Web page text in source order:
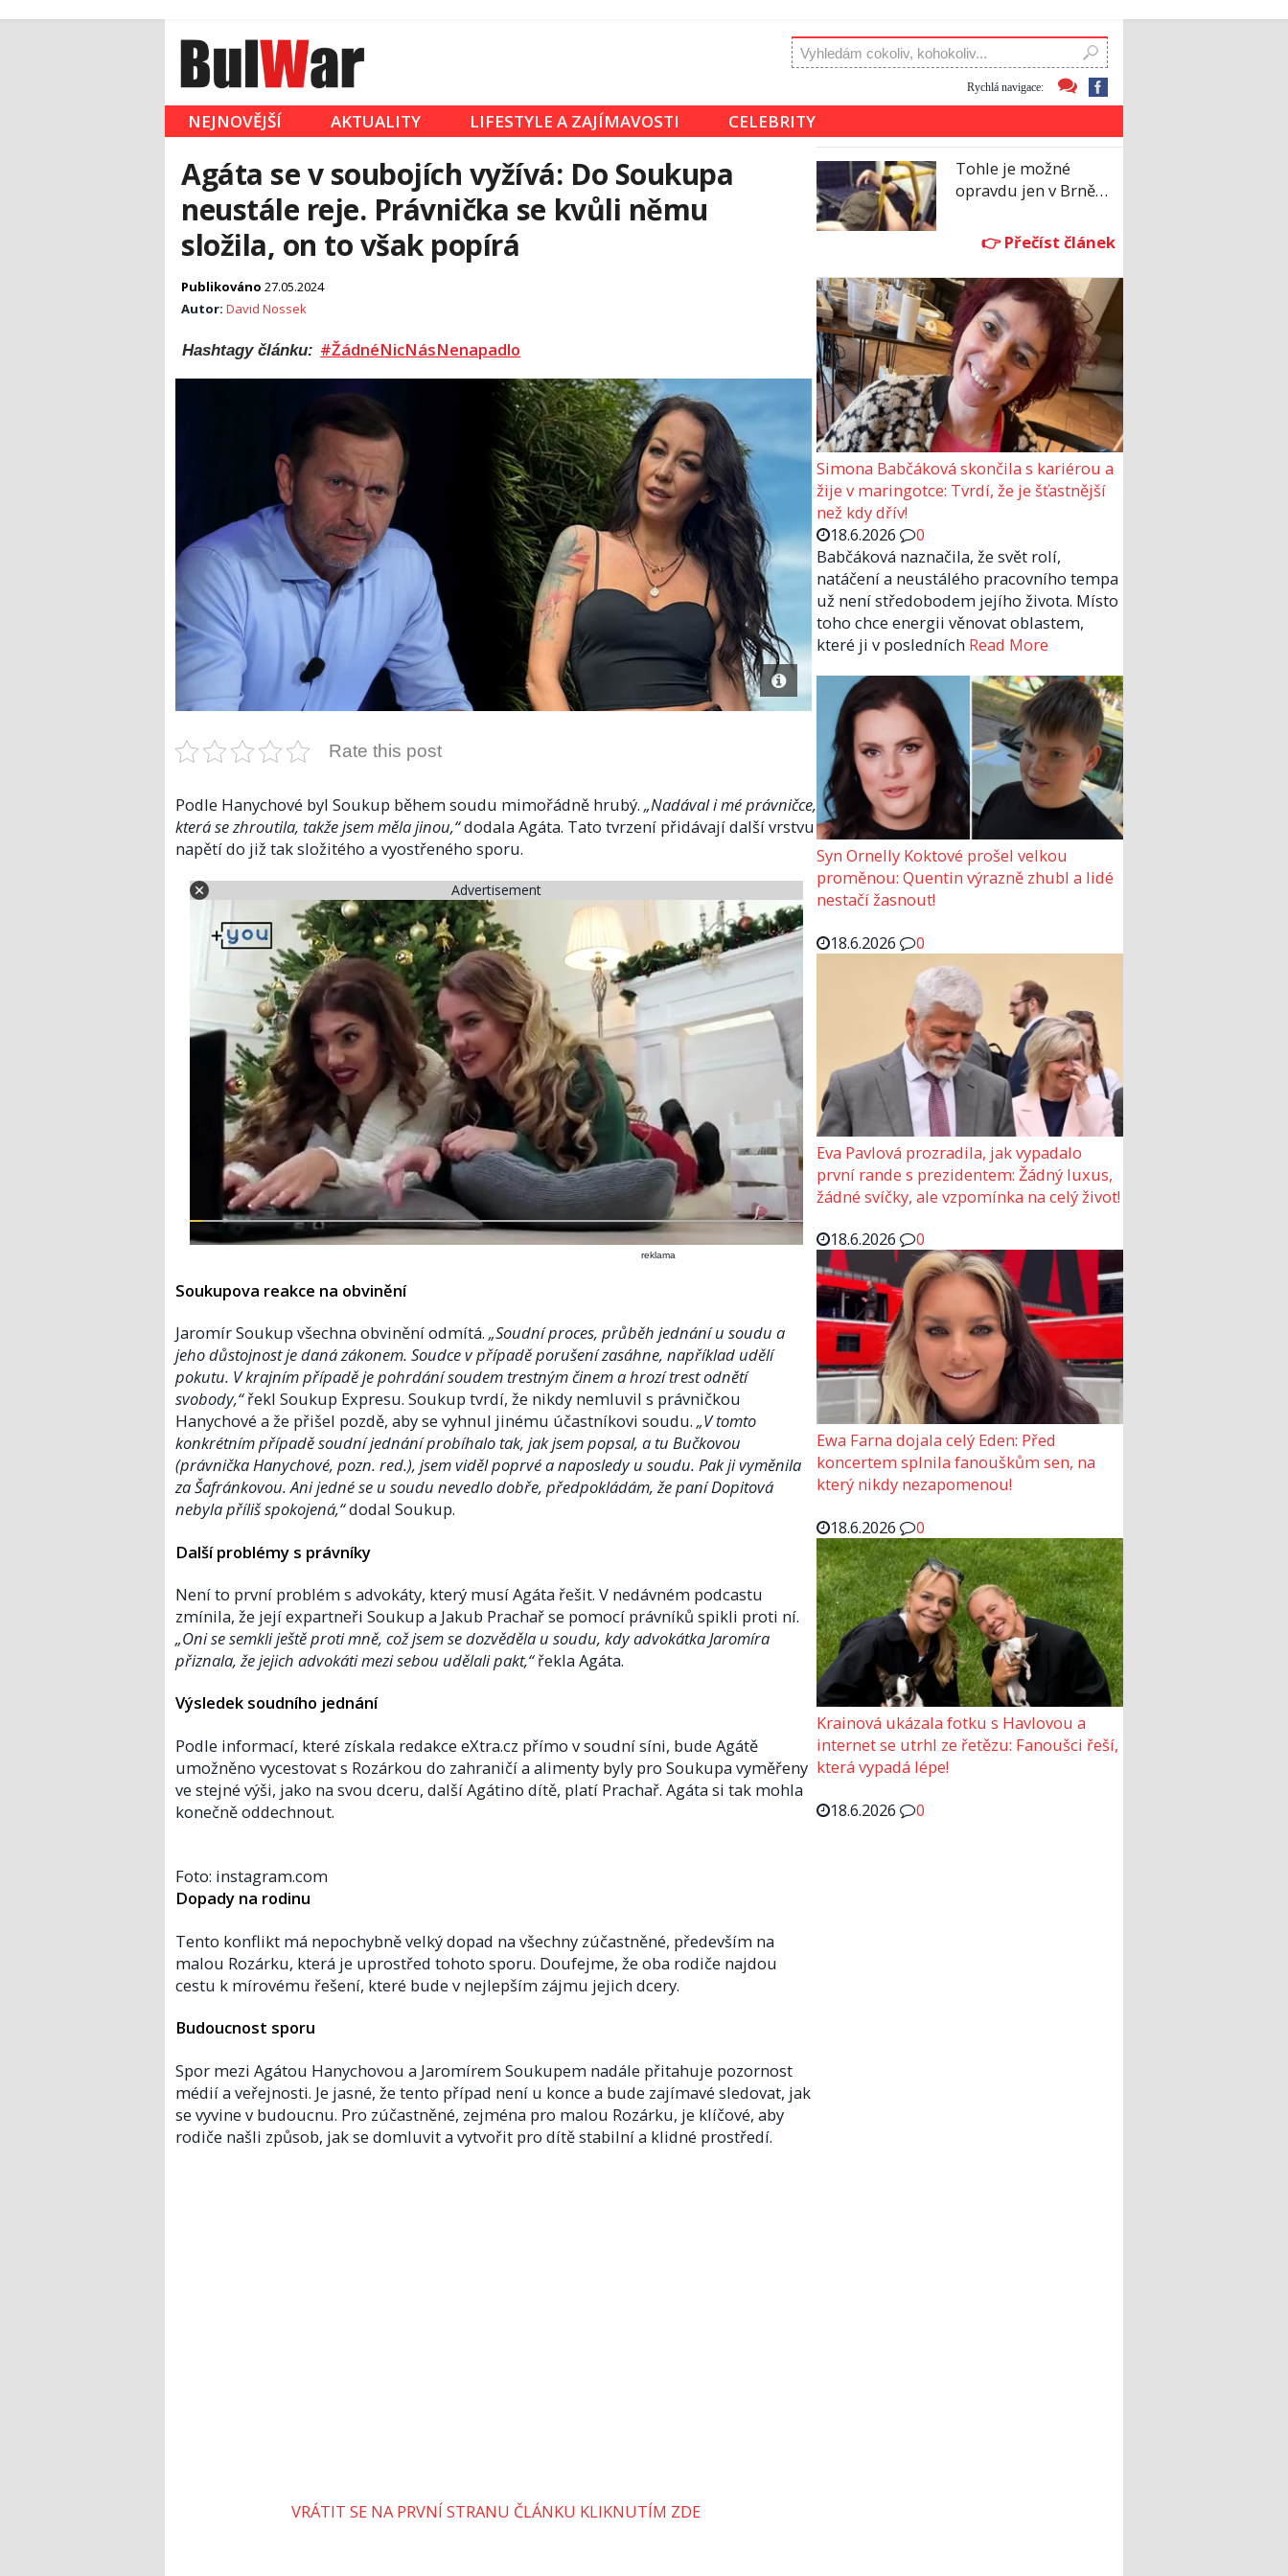
Rychlá navigace:
NEJNOVĚJŠÍ AKTUALITY LIFESTYLE A ZAJÍMAVOSTI CELEBRITY
Agáta se v soubojích vyžívá: Do Soukupa
neustále reje. Právnička se kvůli němu
složila, on to však popírá
Publikováno 27.05.2024
Autor: David Nossek
Hashtagy článku: #ŽádnéNicNásNenapadlo
Rate this post
Podle Hanychové byl Soukup během soudu mimořádně hrubý. „Nadával i mé právničce,
která se zhroutila, takže jsem měla jinou,“dodala Agáta. Tato tvrzení přidávají další vrstvu
napětí do již tak složitého a vyostřeného sporu.
Advertisement
reklama
Soukupova reakce na obvinění
Jaromír Soukup všechna obvinění odmítá. „Soudní proces, průběh jednání u soudu a
jeho důstojnost je daná zákonem. Soudce v případě porušení zasáhne, například udělí
pokutu. V krajním případě je pohrdání soudem trestným činem a hrozí trest odnětí
svobody,“řekl Soukup Expresu. Soukup tvrdí, že nikdy nemluvil s právničkou
Hanychové a že přišel pozdě, aby se vyhnul jinému účastníkovi soudu. „V tomto
konkrétním případě soudní jednání probíhalo tak, jak jsem popsal, a tu Bučkovou
(právnička Hanychové, pozn. red.), jsem viděl poprvé a naposledy u soudu. Pak ji vyměnila
za Šafránkovou. Ani jedné se u soudu nevedlo dobře, předpokládám, že paní Dopitová
nebyla příliš spokojená,“dodal Soukup.
Další problémy s právníky
Není to první problém s advokáty, který musí Agáta řešit. V nedávném podcastu
zmínila, že její expartneři Soukup a Jakub Prachař se pomocí právníků spikli proti ní.
„Oni se semkli ještě proti mně, což jsem se dozvěděla u soudu, kdy advokátka Jaromíra
přiznala, že jejich advokáti mezi sebou udělali pakt,“řekla Agáta.
Výsledek soudního jednání
Podle informací, které získala redakce eXtra.cz přímo v soudní síni, bude Agátě
umožněno vycestovat s Rozárkou do zahraničí a alimenty byly pro Soukupa vyměřeny
ve stejné výši, jako na svou dceru, další Agátino dítě, platí Prachař. Agáta si tak mohla
konečně oddechnout.
Foto: instagram.com
Dopady na rodinu
Tento konflikt má nepochybně velký dopad na všechny zúčastněné, především na
malou Rozárku, která je uprostřed tohoto sporu. Doufejme, že oba rodiče najdou
cestu k mírovému řešení, které bude v nejlepším zájmu jejich dcery.
Budoucnost sporu
Spor mezi Agátou Hanychovou a Jaromírem Soukupem nadále přitahuje pozornost
médií a veřejnosti. Je jasné, že tento případ není u konce a bude zajímavé sledovat, jak
se vyvine v budoucnu. Pro zúčastněné, zejména pro malou Rozárku, je klíčové, aby
rodiče našli způsob, jak se domluvit a vytvořit pro dítě stabilní a klidné prostředí.
VRÁTIT SE NA PRVNÍ STRANU ČLÁNKU KLIKNUTÍM ZDE
Tohle je možné
opravdu jen v Brně…
Simona Babčáková skončila s kariérou a
žije v maringotce: Tvrdí, že je šťastnější
než kdy dřív!
18.6.2026
0
Babčáková naznačila, že svět rolí,
natáčení a neustálého pracovního tempa
už není středobodem jejího života. Místo
toho chce energii věnovat oblastem,
které ji v posledních Read More
Syn Ornelly Koktové prošel velkou
proměnou: Quentin výrazně zhubl a lidé
nestačí žasnout!
18.6.2026
0
Eva Pavlová prozradila, jak vypadalo
první rande s prezidentem: Žádný luxus,
žádné svíčky, ale vzpomínka na celý život!
18.6.2026
0
Ewa Farna dojala celý Eden: Před
koncertem splnila fanouškům sen, na
který nikdy nezapomenou!
18.6.2026
0
Krainová ukázala fotku s Havlovou a
internet se utrhl ze řetězu: Fanoušci řeší,
která vypadá lépe!
18.6.2026
0